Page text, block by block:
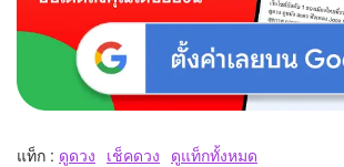
แท็ก : ดูดวง เช็คดวง ดูแท็กทั้งหมด